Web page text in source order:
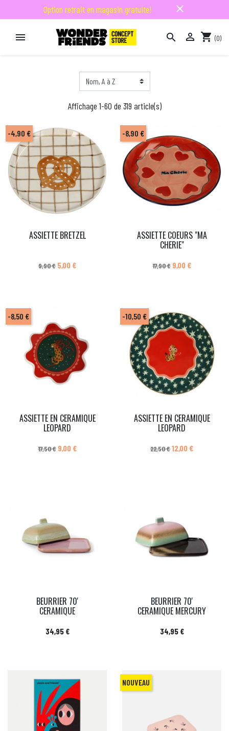
Option retrait en magasin gratuite! close
   shopping_cart (0)
Affichage 1-60 de 319 article(s)
ASSIETTE BRETZEL
Prix de base
9,90 € Prix
5,00 €
-4,90 €
ASSIETTE COEURS "MA
CHERIE"
Prix de base
17,90 € Prix
9,00 €
-8,90 €
ASSIETTE EN CERAMIQUE
LEOPARD
Prix de base
17,50 € Prix
9,00 €
-8,50 €
ASSIETTE EN CERAMIQUE
LEOPARD
Prix de base
22,50 €Prix
12,00 €
-10,50 €
BEURRIER 70'
CERAMIQUE
Prix
34,95 €
BEURRIER 70'
CERAMIQUE MERCURY
Prix
34,95 €
NOUVEAU